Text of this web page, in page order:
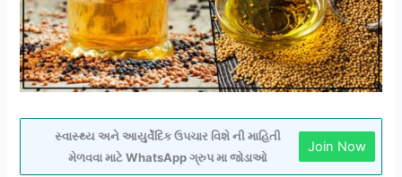
સ્વાસ્થ્ય અને આયુર્વેદિક ઉપચાર વિશે ની માહિતી
મેળવવા માટે WhatsApp ગ્રુપ મા જોડાઓ
Join Now